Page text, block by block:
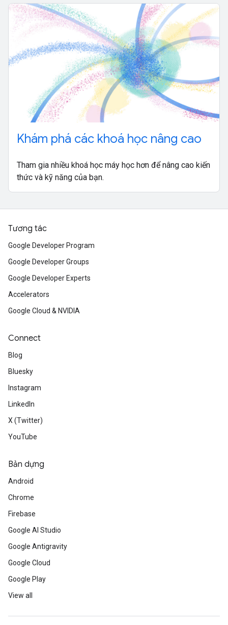
Khám phá các khoá học nâng cao
Tham gia nhiều khoá học máy học hơn để nâng cao kiến
thức và kỹ năng của bạn.
Tương tác
Google Developer Program
Google Developer Groups
Google Developer Experts
Accelerators
Google Cloud & NVIDIA
Connect
Blog
Bluesky
Instagram
LinkedIn
X (Twitter)
YouTube
Bản dựng
Android
Chrome
Firebase
Google AI Studio
Google Antigravity
Google Cloud
Google Play
View all